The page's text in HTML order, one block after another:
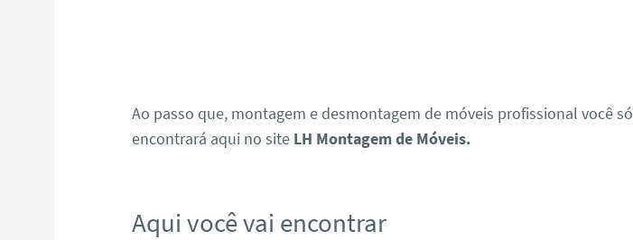
Ao passo que, montagem e desmontagem de móveis profissional você só
encontrará aqui no site LH Montagem de Móveis.
Aqui você vai encontrar